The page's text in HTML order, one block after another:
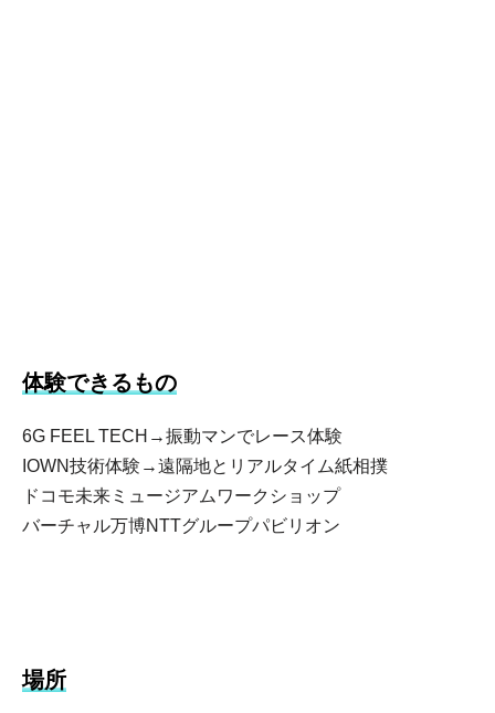
体験できるもの
6G FEEL TECH→振動マンでレース体験
IOWN技術体験→遠隔地とリアルタイム紙相撲
ドコモ未来ミュージアムワークショップ
バーチャル万博NTTグループパビリオン
場所